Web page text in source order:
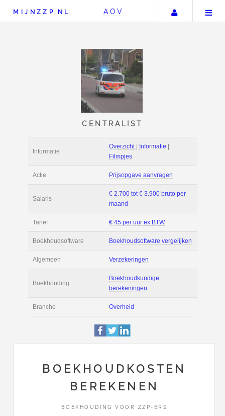
MIJNZZP.NL AOV Uw
CENTRALIST
Actie Prijsopgave
€ 2.700 tot € 3.900
maand
Tarief
Boekhoudsoftware
Boekhouding
Boekhoudkundige
BOEKHOUDKOSTEN
BEREKENEN
BOEKHOUDING VOOR ZZP-ERS